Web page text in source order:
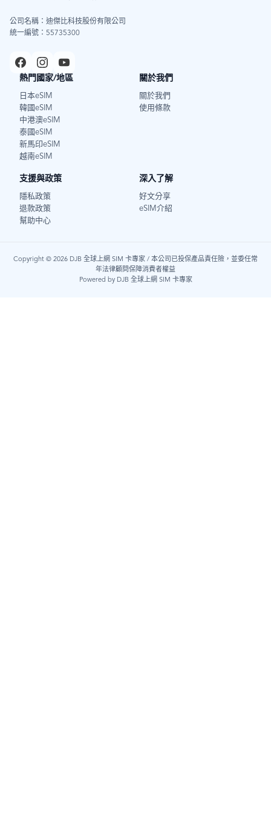
公司名稱：迪傑比科技股份有限公司
統一編號：55735300
熱門國家/地區
日本eSIM
韓國eSIM
中港澳eSIM
泰國eSIM
新馬印eSIM
越南eSIM
關於我們
關於我們
使用條款
支援與政策
隱私政策
退款政策
幫助中心
深入了解
好文分享
eSIM介紹
Copyright © 2026 DJB 全球上網 SIM 卡專家 / 本公司已投保產品責任險，並委任常
年法律顧問保障消費者權益
Powered by DJB 全球上網 SIM 卡專家